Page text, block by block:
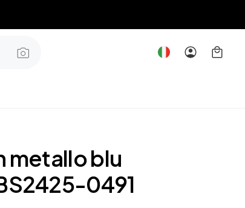
metallo blu
0491